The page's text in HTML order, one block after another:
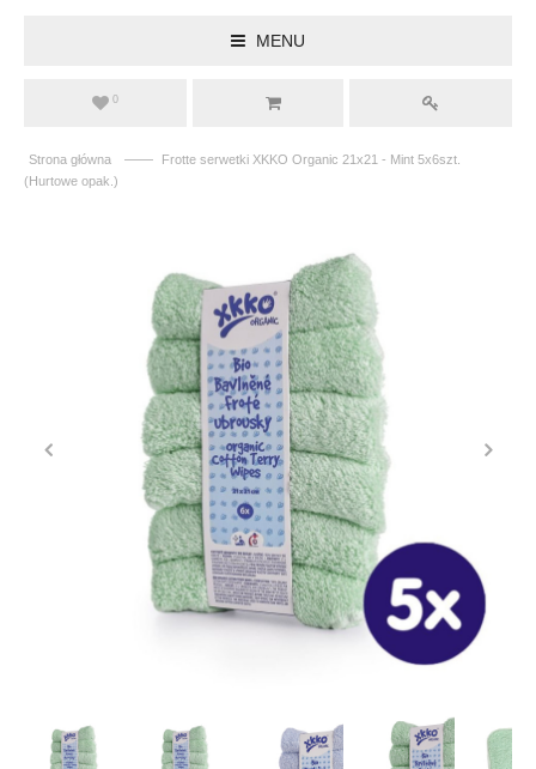
MENU
0
Strona główna ——
Frotte serwetki XKKO Organic 21x21 - Mint 5x6szt.
(Hurtowe opak.)